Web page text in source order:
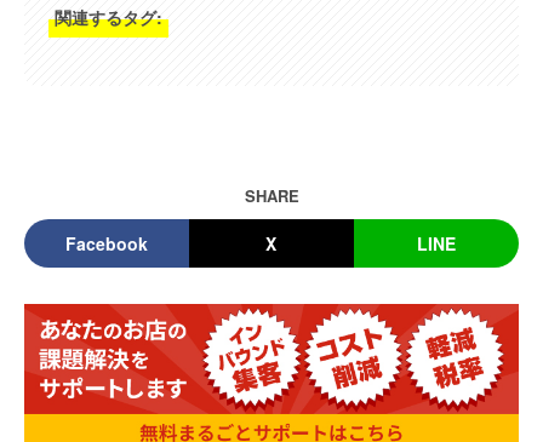
関連するタグ:
SHARE
Facebook X LINE